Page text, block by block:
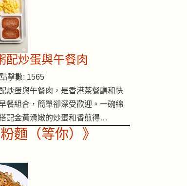
配炒蛋與午餐肉
點擊數: 1565
炒蛋與午餐肉，是香港茶餐廳和快
餐組合，簡單卻深受歡迎。一碗綿
配金黃滑嫩的炒蛋和香煎得…
麵（等你）》